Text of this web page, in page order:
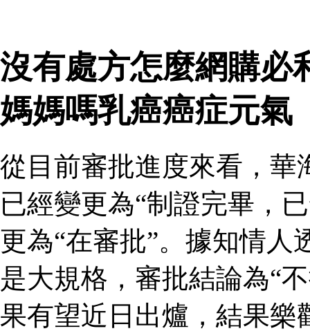
沒有處方怎麼網購必
媽媽嗎乳癌癌症元氣
從目前審批進度來看，華
已經變更為“制證完畢，
更為“在審批”。據知情
是大規格，審批結論為“
果有望近日出爐，結果樂